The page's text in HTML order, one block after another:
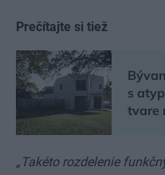
Prečítajte si tiež
s
tvare
„Takéto rozdelenie